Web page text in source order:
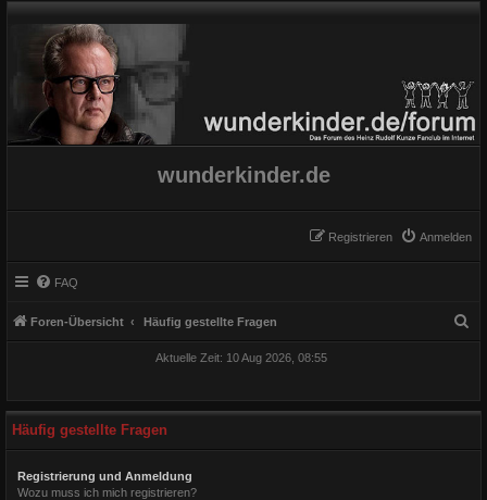
wunderkinder.de
Anmelden
Registrieren
FAQ
Foren-Übersicht Häufig gestellte Fragen
Aktuelle Zeit: 10 Aug 2026, 08:55
Häufig gestellte Fragen
Registrierung und Anmeldung
Wozu muss ich mich registrieren?